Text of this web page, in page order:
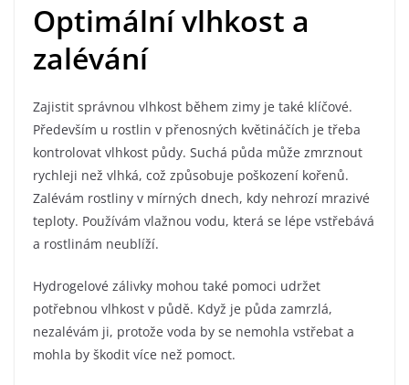
Optimální vlhkost a
zalévání
Zajistit správnou vlhkost během zimy je také klíčové.
Především u rostlin v přenosných květináčích je třeba
kontrolovat vlhkost půdy. Suchá půda může zmrznout
rychleji než vlhká, což způsobuje poškození kořenů.
Zalévám rostliny v mírných dnech, kdy nehrozí mrazivé
teploty. Používám vlažnou vodu, která se lépe vstřebává
a rostlinám neublíží.
Hydrogelové zálivky mohou také pomoci udržet
potřebnou vlhkost v půdě. Když je půda zamrzlá,
nezalévám ji, protože voda by se nemohla vstřebat a
mohla by škodit více než pomoct.